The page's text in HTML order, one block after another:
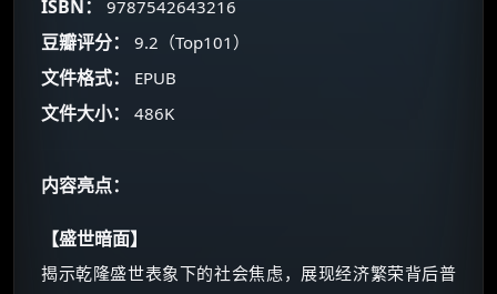
ISBN： 9787542643216
豆瓣评分： 9.2（Top101）
文件格式： EPUB
文件大小： 486K
内容亮点：
【盛世暗面】
揭示乾隆盛世表象下的社会焦虑，展现经济繁荣背后普
🧧 福利领取站
还有支付宝现金红包、外卖红包、